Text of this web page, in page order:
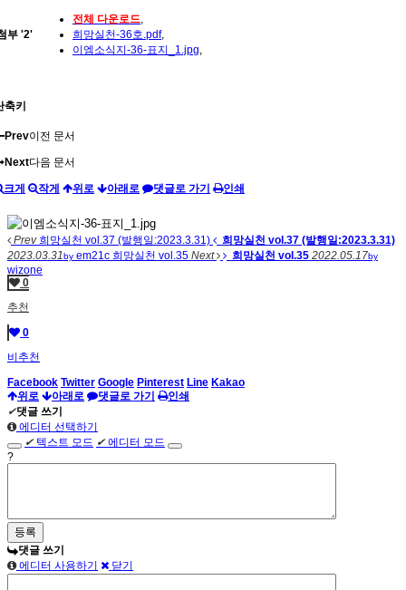
부 '2'
전체 다운로드,
희망실천-36호.pdf,
이엠소식지-36-표지_1.jpg,
축키
Prev이전 문서
Next다음 문서
크게 작게 위로 아래로 댓글로 가기 인쇄
Prev희망실천 vol.37 (발행일:2023.3.31)
희망실천 vol.37 (발행일:2023.3.31)
2023.03.31by em21c 희망실천 vol.35 Next 희망실천 vol.35 2022.05.17by
wizone
0
추천
0
비추천
Facebook Twitter Google Pinterest Line Kakao
위로
아래로 댓글로 가기
인쇄
✔댓글 쓰기
에디터 선택하기
✔ 텍스트 모드 ✔에디터 모드
?
댓글 쓰기
에디터 사용하기
닫기